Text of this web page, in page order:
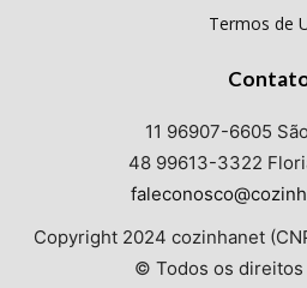
Termos de
11 96907-6605
48 99613-3322
Copyright 2024 cozinhanet
© Todos os direitos